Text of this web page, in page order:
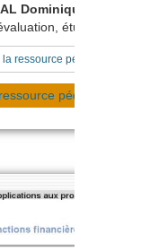
Dominique
étude de cas
ressource pédagogique
pédagogique